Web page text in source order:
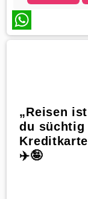
WhatsApp
„Reisen
du süchtig
✈️🤪